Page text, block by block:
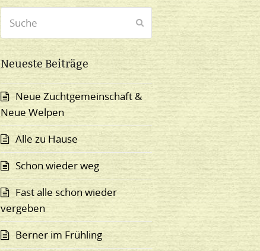
Senden
Neueste Beiträge
Neue Zuchtgemeinschaft &
Neue Welpen
Alle zu Hause
Schon wieder weg
Fast alle schon wieder
vergeben
Berner im Frühling